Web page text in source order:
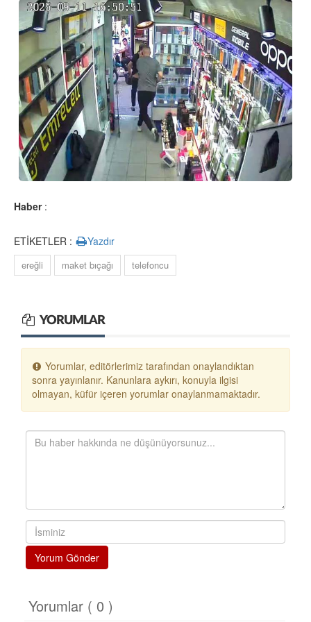
Haber:
ETİKETLER : Yazdır
ereğli maket bıçağı telefoncu
YORUMLAR
Yorumlar, editörlerimiz tarafından onaylandıktan
sonra yayınlanır. Kanunlara aykırı, konuyla ilgisi
olmayan, küfür içeren yorumlar onaylanmamaktadır.
Yorum Gönder
Yorumlar ( 0 )